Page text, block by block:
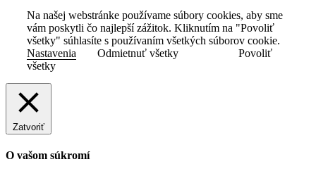
Na našej webstránke používame súbory cookies, aby sme
vám poskytli čo najlepší zážitok. Kliknutím na "Povoliť
všetky" súhlasíte s používaním všetkých súborov cookie.
Nastavenia
Odmietnuť všetky
Povoliť
všetky
Zatvoriť
O vašom súkromí